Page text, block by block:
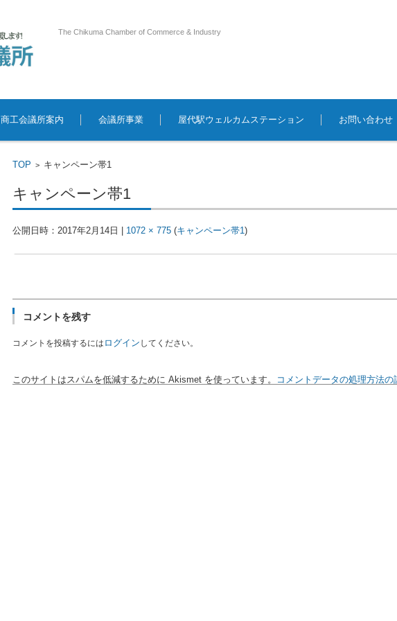
The Chikuma Chamber of Commerce & Industry
商工会議所案内 会議所事業 屋代駅ウェルカムステーション お問い合わせ
TOP > キャンペーン帯1
キャンペーン帯1
公開日時： 2017年2月14日 1072 × 775(キャンペーン帯1 )
コメントを残す
コメントを投稿するには ログイン してください。
このサイトはスパムを低減するために Akismet を使っています。 コメントデータの処理方法